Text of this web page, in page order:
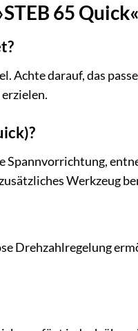
65 Quick«
Achte darauf, das
Werkzeug
Drehzahlregelung